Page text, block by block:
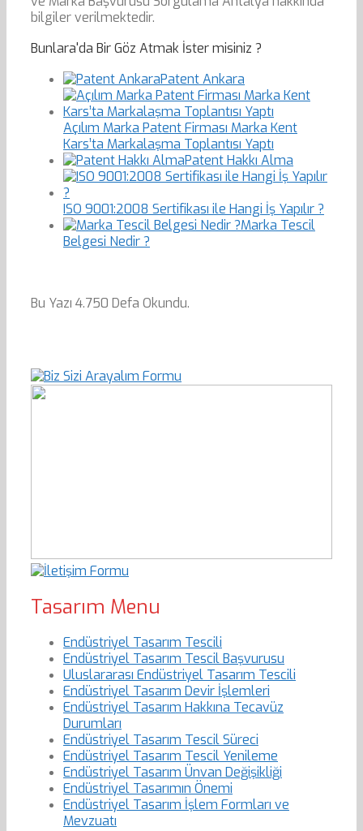
bilgiler verilmektedir.
Bunlara'da Bir Göz Atmak İster misiniz ?
Patent Ankara
Açılım Marka Patent Firması Marka Kent
Kars’ta Markalaşma Toplantısı Yaptı
Patent Hakkı Alma
ISO 9001:2008 Sertifikası ile Hangi İş Yapılır ?
Marka Tescil
Belgesi Nedir ?
Bu Yazı 4.750 Defa Okundu.
Tasarım Menu
Endüstriyel Tasarım Tescili
Endüstriyel Tasarım Tescil Başvurusu
Uluslararası Endüstriyel Tasarım Tescili
Endüstriyel Tasarım Devir İşlemleri
Endüstriyel Tasarım Hakkına Tecavüz
Durumları
Endüstriyel Tasarım Tescil Süreci
Endüstriyel Tasarım Tescil Yenileme
Endüstriyel Tasarım Ünvan Değişikliği
Endüstriyel Tasarımın Önemi
Endüstriyel Tasarım İşlem Formları ve
Mevzuatı